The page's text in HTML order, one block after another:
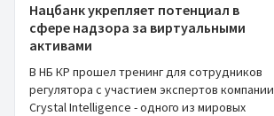
Нацбанк укрепляет потенциал в
сфере надзора за виртуальными
активами
В НБ КР прошел тренинг для сотрудников
регулятора с участием экспертов компании
Crystal Intelligence - одного из мировых